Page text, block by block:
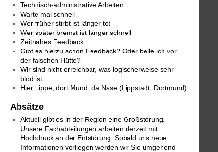
Technisch-administrative Arbeiten
Warte mal schnell
Wer früher stirbt ist länger tot
Wer später bremst ist länger schnell
Zeitnahes Feedback
Gibt es hierzu schon Feedback? Oder belle ich vor
der falschen Hütte?
Wir sind nicht erreichbar, was logischerweise sehr
blöd ist
Hier Lippe, dort Mund, da Nase (Lippstadt, Dortmund)
Absätze
Aktuell gibt es in der Region eine Großstörung.
Unsere Fachabteilungen arbeiten derzeit mit
Hochdruck an der Entstörung. Sobald uns neue
Informationen vorliegen werden wir Sie umgehend